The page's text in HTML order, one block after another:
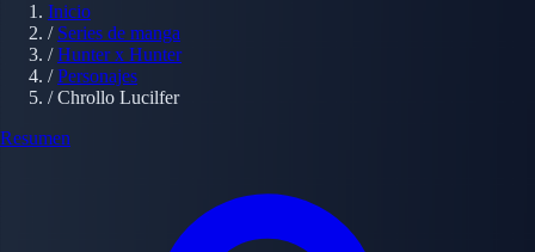
Inicio
/ Series de manga
/ Hunter x Hunter
/ Personajes
/ Chrollo Lucilfer
Resumen